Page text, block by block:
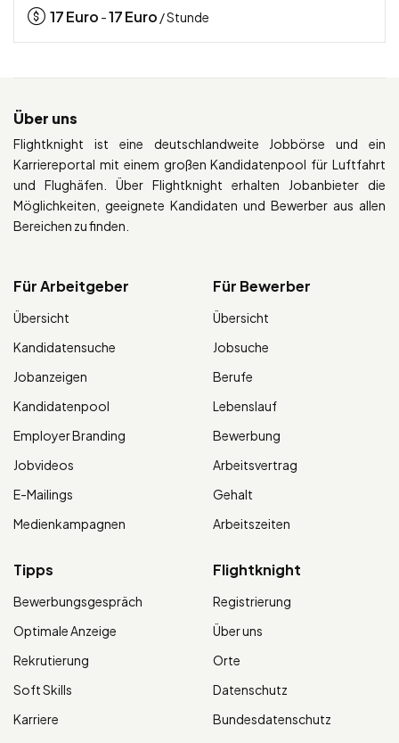
17Euro -17Euro / Stunde
Über uns
Flightknight ist eine deutschlandweite Jobbörse und ein
Karriereportal mit einem großen Kandidatenpool für Luftfahrt
und Flughäfen. Über Flightknight erhalten Jobanbieter die
Möglichkeiten, geeignete Kandidaten und Bewerber aus allen
Bereichen zu finden.
Für Arbeitgeber
Übersicht
Kandidatensuche
Jobanzeigen
Kandidatenpool
Employer Branding
Jobvideos
E-Mailings
Medienkampagnen
Für Bewerber
Übersicht
Jobsuche
Berufe
Lebenslauf
Bewerbung
Arbeitsvertrag
Gehalt
Arbeitszeiten
Tipps
Bewerbungsgespräch
Optimale Anzeige
Rekrutierung
Soft Skills
Karriere
Flightknight
Registrierung
Über uns
Orte
Datenschutz
Bundesdatenschutz